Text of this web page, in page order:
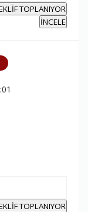
TOPLANIYOR
İNCELE
TOPLANIYOR